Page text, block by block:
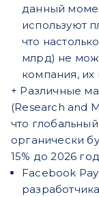
данный
используют
что
млрд) не
компания, их
+ Различные
(Research and
что
органически
15% до 2026
Facebook